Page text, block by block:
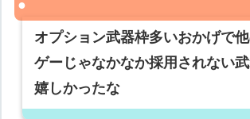
オプション武器枠多いおかげで
ゲーじゃなかなか採用されない
嬉しかったな